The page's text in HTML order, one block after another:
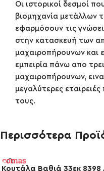
Οι ιστορικοί δεσμοί
βιομηχανία μετάλλων
εφαρμόσουν τις
στην κατασκευή των
μαχαιροπήρουνων και
εμπειρία πάνω απο
μαχαιροπήρουνων,
μεγαλύτερες
τους.
Περισσότερα
Κουτάλα Βαθιά 33εκ 8398